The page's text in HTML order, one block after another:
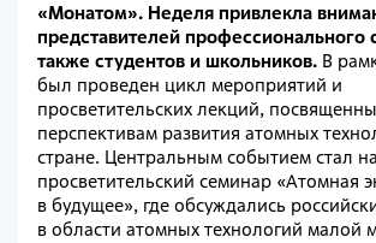
«Монатом». Неделя привлекла
представителей профессионального
также студентов и школьников. В
был проведен цикл мероприятий и
просветительских лекций,
перспективам развития атомных
стране. Центральным событием стал
просветительский семинар «Атомная
в будущее», где обсуждались
в области атомных технологий малой